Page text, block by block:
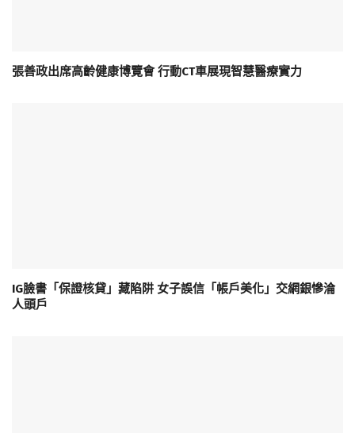
張善政出席高齡健康博覽會 行動CT車展現智慧醫療實力
IG臉書「保證核貸」藏陷阱 女子誤信「帳戶美化」交網銀慘淪
人頭戶